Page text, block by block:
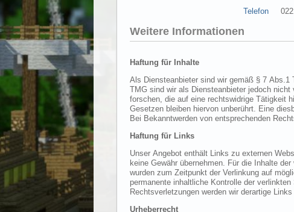
Telefon
Weitere Informationen
Haftung für Inhalte
Als Diensteanbieter sind wir gemäß § 7 Abs.1 TMG für eigene Inhalte auf diesen Seiten nach den allgemeinen Gesetzen
TMG sind wir als Diensteanbieter jedoch nicht verpflichtet, übermittelte oder gespeicherte fremde Informationen zu überwachen oder nach Umständen zu
forschen, die auf eine rechtswidrige Tätigkeit hinweisen. Verpflichtungen zur Entfernung oder Sperrung der Nutzung von Informationen nach den allgemeinen
Gesetzen bleiben hiervon unberührt. Eine diesbezügliche Haftung ist jedoch erst ab dem Zeitpunkt der Kenntnis einer konkreten Rechtsverletzung möglich.
Haftung für Links
Unser Angebot enthält Links zu externen Webseiten Dritter, auf deren Inhalte wir keinen Einfluss
keine Gewähr übernehmen. Für die Inhalte der verlinkten Seiten ist stets der jeweilige Anbieter oder Betreiber der Seiten verantwortlich. Die verlinkten Seiten
wurden zum Zeitpunkt der Verlinkung auf mögliche Rechtsverstöße überprüft. Rechtswidrige Inhalte waren zum Zeitpunkt der Verlinkung nicht erkennbar. Eine
permanente inhaltliche Kontrolle der verlinkten Seiten ist jedoch ohne konkrete Anhaltspunkte einer Rechtsverletzung nicht zumutbar. Bei Bekanntwerden von
Rechtsverletzungen werden wir
Urheberrecht